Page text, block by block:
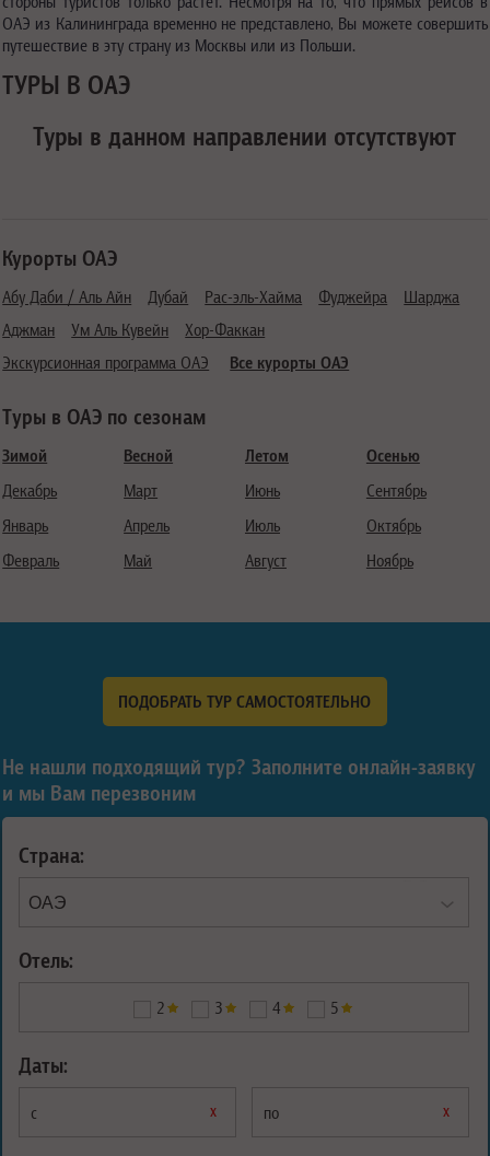
ОАЭ из Калининграда временно не представлено, Вы можете совершить
путешествие в эту страну из Москвы или из Польши.
ТУРЫ В ОАЭ
Туры в данном направлении отсутствуют
Курорты ОАЭ
Абу Даби / Аль Айн Дубай Рас-эль-Хайма Фуджейра
Шарджа
Аджман
Ум Аль Кувейн
Хор-Факкан
Экскурсионная программа ОАЭ
Все курорты ОАЭ
Туры в ОАЭ по сезонам
Зимой
Декабрь
Январь
Февраль
Весной
Март
Апрель
Май
Летом
Июнь
Июль
Август
Осенью
Сентябрь
Октябрь
Ноябрь
ПОДОБРАТЬ ТУР САМОСТОЯТЕЛЬНО
Не нашли подходящий тур? Заполните онлайн-заявку
и мы Вам перезвоним
Страна:
Отель:
2 3 4 5
Даты:
с х по х